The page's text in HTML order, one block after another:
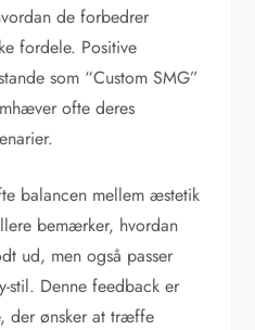
de forbedrer
fordele. Positive
som “Custom SMG”
ofte deres
balancen mellem æstetik
bemærker, hvordan
ud, men også passer
stil. Denne feedback er
der ønsker at træffe